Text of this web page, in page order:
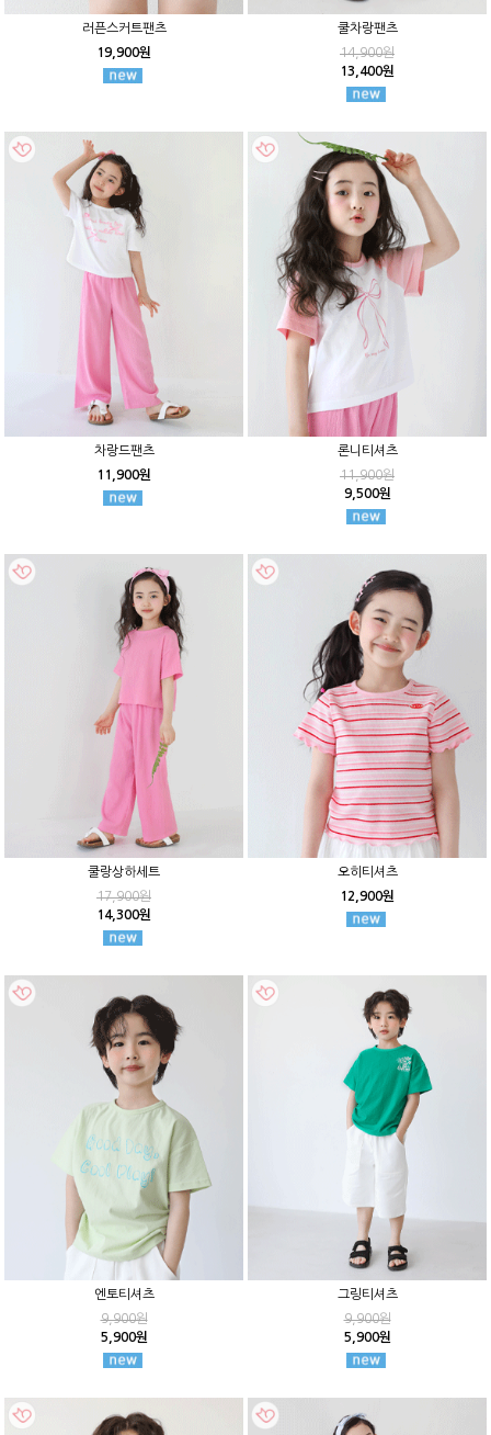
러픈스커트팬츠
19,900원
쿨차랑팬츠
14,900원
13,400원
차랑드팬츠
11,900원
론니티셔츠
11,900원
9,500원
쿨랑상하세트
17,900원
14,300원
오히티셔츠
12,900원
엔토티셔츠
9,900원
5,900원
그링티셔츠
9,900원
5,900원